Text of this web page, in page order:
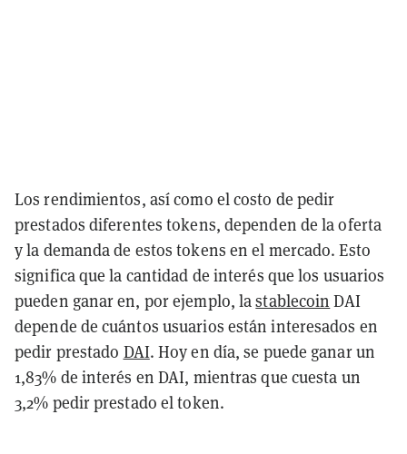
Los rendimientos, así como el costo de pedir
prestados diferentes tokens, dependen de la oferta
y la demanda de estos tokens en el mercado. Esto
significa que la cantidad de interés que los usuarios
pueden ganar en, por ejemplo, lastablecoin DAI
depende de cuántos usuarios están interesados en
pedir prestado DAI. Hoy en día, se puede ganar un
1,83% de interés en DAI, mientras que cuesta un
3,2% pedir prestado el token.